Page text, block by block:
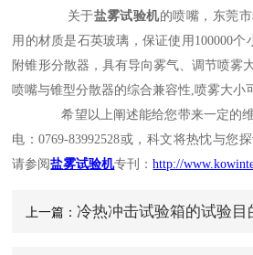
关于盐雾试验机的喷嘴，东莞
用的材质是石英玻璃，保证使用 100000个
附锥形分散器，具有导向雾气、调节喷雾
喷嘴与锥型分散器的综合兼容性,喷雾大小
希望以上阐述能给您带来一定的
电：0769-83992528或 ，科文将热忱与您
请参阅盐雾试验机专刊：http://
上一篇： 冷热冲击试验箱的试验